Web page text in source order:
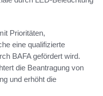
Prioritäten,
eine qualifizierte
BAFA gefördert wird.
die Beantragung von
und erhöht die